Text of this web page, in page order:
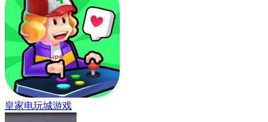
皇家电玩城游戏